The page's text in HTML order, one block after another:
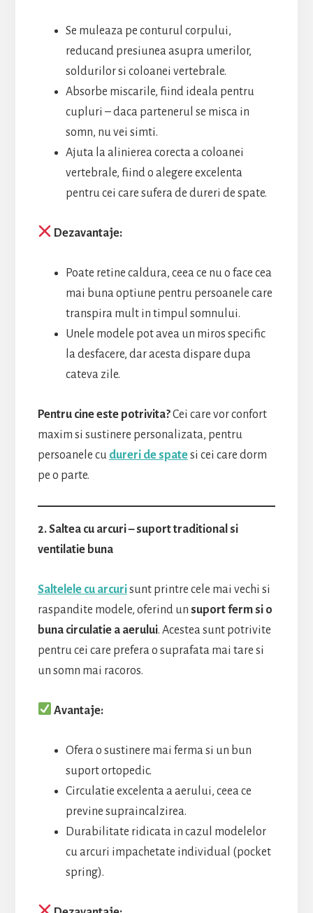
Se muleaza pe conturul corpului,
reducand presiunea asupra umerilor,
soldurilor si coloanei vertebrale.
Absorbe miscarile, fiind ideala pentru
cupluri – daca partenerul se misca in
somn, nu vei simti.
Ajuta la alinierea corecta a coloanei
vertebrale, fiind o alegere excelenta
pentru cei care sufera de dureri de spate.
Dezavantaje:
Poate retine caldura, ceea ce nu o face cea
mai buna optiune pentru persoanele care
transpira mult in timpul somnului.
Unele modele pot avea un miros specific
la desfacere, dar acesta dispare dupa
cateva zile.
Pentru cine este potrivita?Cei care vor confort
maxim si sustinere personalizata, pentru
persoanele cu dureri de spatesi cei care dorm
pe o parte.
2. Saltea cu arcuri – suport traditional si
ventilatie buna
Saltelele cu arcurisunt printre cele mai vechi si
raspandite modele, oferind un suport ferm si o
buna circulatie a aerului. Acestea sunt potrivite
pentru cei care prefera o suprafata mai tare si
un somn mai racoros.
Avantaje:
Ofera o sustinere mai ferma si un bun
suport ortopedic.
Circulatie excelenta a aerului, ceea ce
previne supraincalzirea.
Durabilitate ridicata in cazul modelelor
cu arcuri impachetate individual (pocket
spring).